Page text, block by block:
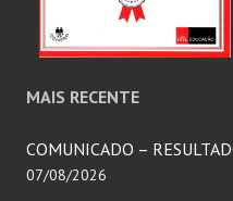
MAIS RECENTE
COMUNICADO –
07/08/2026